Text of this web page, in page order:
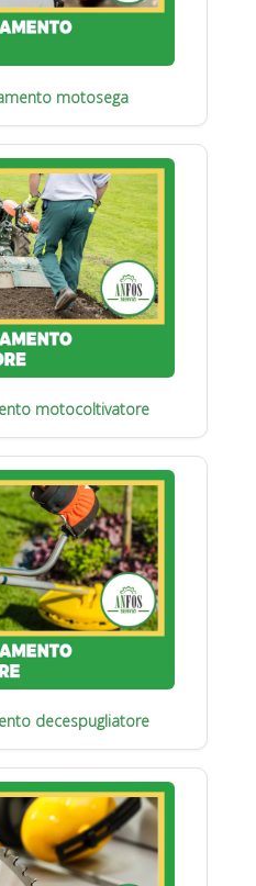
motosega
motocoltivatore
decespugliatore